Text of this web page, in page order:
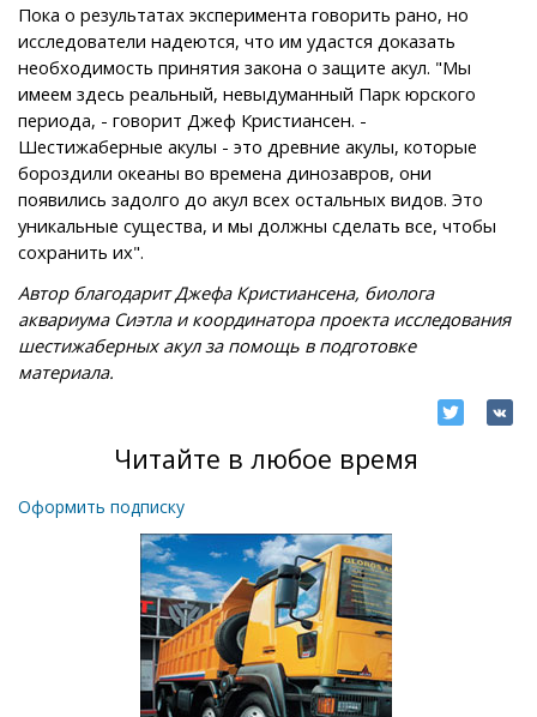
Пока о результатах эксперимента говорить рано, но
исследователи надеются, что им удастся доказать
необходимость принятия закона о защите акул. "Мы
имеем здесь реальный, невыдуманный Парк юрского
периода, - говорит Джеф Кристиансен. -
Шестижаберные акулы - это древние акулы, которые
бороздили океаны во времена динозавров, они
появились задолго до акул всех остальных видов. Это
уникальные существа, и мы должны сделать все, чтобы
сохранить их".
Автор благодарит Джефа Кристиансена, биолога
аквариума Сиэтла и координатора проекта исследования
шестижаберных акул за помощь в подготовке
материала.
Читайте в любое время
Оформить подписку